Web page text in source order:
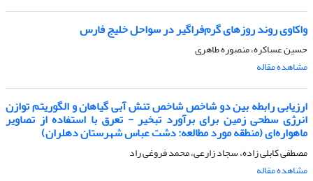
واکاوی روند روزهای گرم‌فراگیر در سواحل خلیج فارس
حسین عساکره، منصوره طاهری
مشاهده مقاله
ارزیابی رابطه بین دو شاخص شاخص تنش آبی گیاهان و الگوریتم توازن
انرژی سطحی زمین برای برآورد تبخیر - تعرق با استفاده از تصاویر
ماهواره‌ای (منطقه مورد مطالعه: دشت عباس شهرستان دهلران)
مصطفی کابلی زاده، سجاد زارعی، محمد فروغی راد
مشاهده مقاله